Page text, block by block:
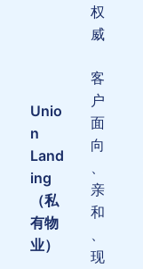
权
威
Unio
n
Land
ing
（私
有物
业）
客
户
面
向
、
亲
和
、
现